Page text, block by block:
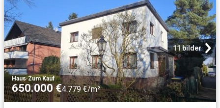
11 bilder
Haus·Zum Kauf
650.000 €4.779 €/m²